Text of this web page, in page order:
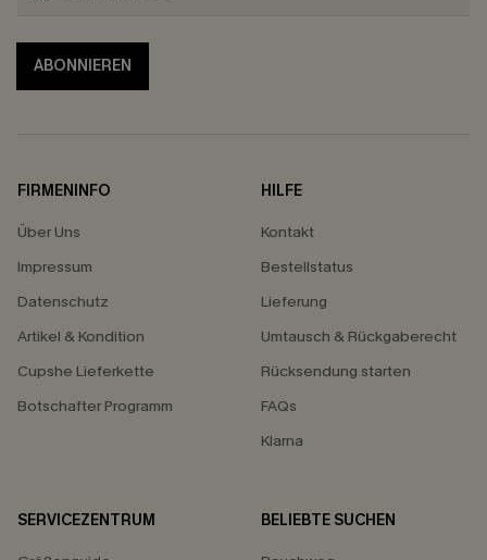
ABONNIEREN
FIRMENINFO
Über Uns
Impressum
Datenschutz
Artikel & Kondition
Cupshe Lieferkette
Botschafter Programm
HILFE
Kontakt
Bestellstatus
Lieferung
Umtausch & Rückgaberecht
Rücksendung starten
FAQs
Klarna
SERVICEZENTRUM
BELIEBTE SUCHEN